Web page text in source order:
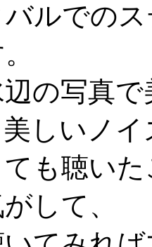
ルでの
の写真
しいノ
も聴い
して、